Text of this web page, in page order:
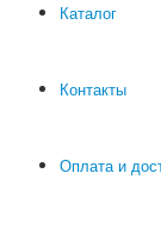
Каталог
Контакты
Оплата и